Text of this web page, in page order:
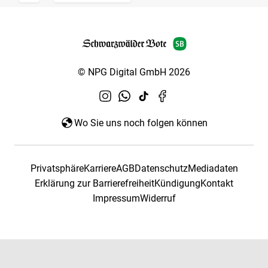
© NPG Digital GmbH 2026
Wo Sie uns noch folgen können
PrivatsphäreKarriereAGBDatenschutzMediadaten
Erklärung zur BarrierefreiheitKündigungKontakt
ImpressumWiderruf